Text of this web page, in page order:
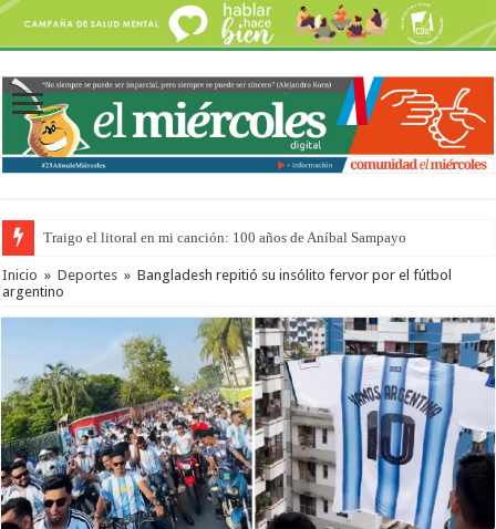
Traigo el litoral en mi canción: 100 años de Aníbal Sampayo
Gestionarán ante Nación un alivio en las tarifas eléctricas para el sector
Inicio » Deportes » Bangladesh repitió su insólito fervor por el fútbol
argentino